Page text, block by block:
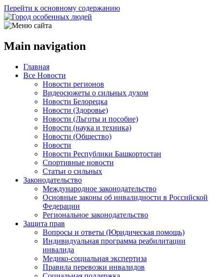
Перейти к основному содержанию
Main navigation
Главная
Все Новости
Новости регионов
Видеосюжеты о сильных духом
Новости Белорецка
Новости (Здоровье)
Новости (Льготы и пособие)
Новости (наука и техника)
Новости (Общество)
Новости
Новости Республики Башкортостан
Спортивные новости
Статьи о сильных
Законодательство
Международное законодательство
Основные законы об инвалидности в Российской
Федерации
Региональное законодательство
Защита прав
Вопросы и ответы (Юридическая помощь)
Индивидуальная программа реабилитации
инвалида
Медико-социальная экспертиза
Правила перевозки инвалидов